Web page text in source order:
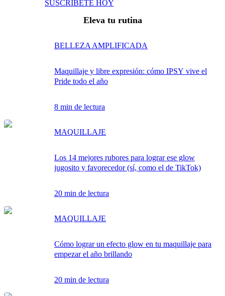
SUSCRÍBETE HOY
Eleva tu rutina
BELLEZA AMPLIFICADA
Maquillaje y libre expresión: cómo IPSY vive el
Pride todo el año
8 min de lectura
MAQUILLAJE
Los 14 mejores rubores para lograr ese glow
jugosito y favorecedor (sí, como el de TikTok)
20 min de lectura
MAQUILLAJE
Cómo lograr un efecto glow en tu maquillaje para
empezar el año brillando
20 min de lectura